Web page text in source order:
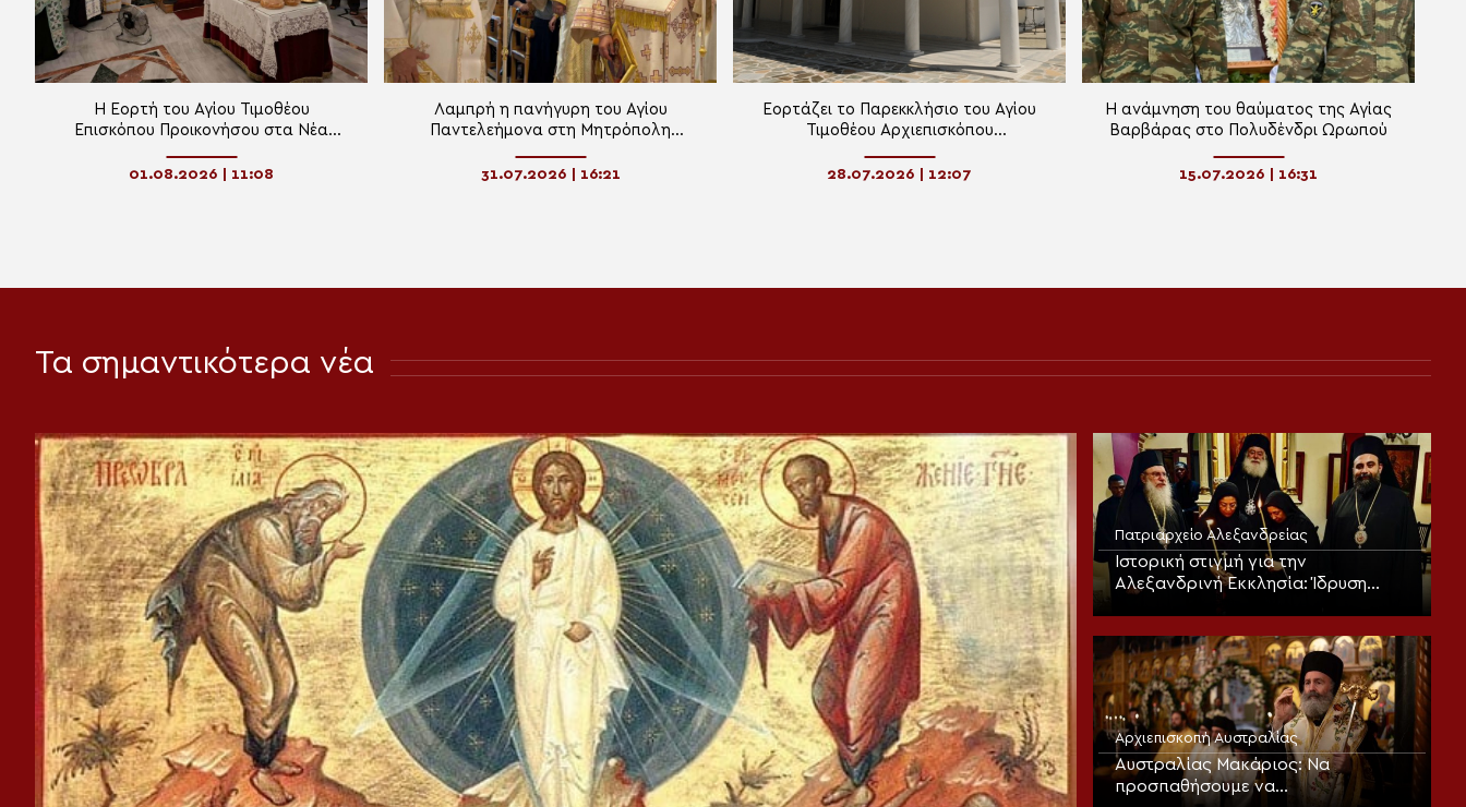
Η Εορτή του Αγίου Τιμοθέου
Επισκόπου Προικονήσου στα Νέα
01.08.2026 | 11:08
Λαμπρή η πανήγυρη του Αγίου
Παντελεήμονα στη Μητρόπολη
31.07.2026 | 16:21
Εορτάζει το Παρεκκλήσιο του Αγίου
Τιμοθέου Αρχιεπισκόπου
Ωρωπού
28.07.2026 | 12:07
Η ανάμνηση του θαύματος της Αγίας
Βαρβάρας στο Πολυδένδρι Ωρωπού
15.07.2026 | 16:31
Τα σημαντικότερα νέα
Πατριαρχείο Αλεξανδρείας
Ιστορική στιγμή για την
Αλεξανδρινή Εκκλησία: Ίδρυση
Αρχιεπισκοπή Αυστραλίας
Αυστραλίας Μακάριος: Να
προσπαθήσουμε να